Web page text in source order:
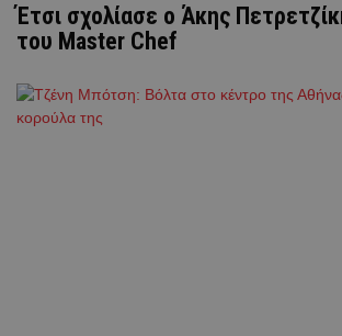
Έτσι σχολίασε ο Άκης
του Master Chef